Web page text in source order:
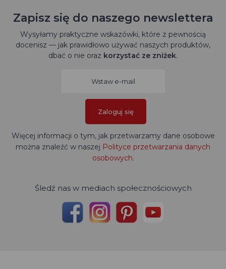
Zapisz się do naszego newslettera
Wysyłamy praktyczne wskazówki, które z pewnością
docenisz — jak prawidłowo używać naszych produktów,
dbać o nie oraz korzystać ze zniżek.
Zaloguj się
Więcej informacji o tym, jak przetwarzamy dane osobowe
można znaleźć w naszej Polityce przetwarzania danych
osobowych.
Śledź nas w mediach społecznościowych